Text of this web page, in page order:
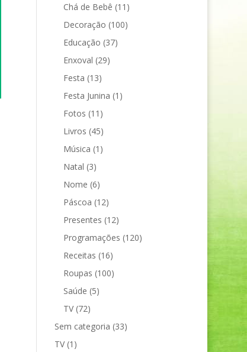
Chá de Bebê (11)
Decoração (100)
Educação (37)
Enxoval (29)
Festa (13)
Festa Junina (1)
Fotos (11)
Livros (45)
Música (1)
Natal (3)
Nome (6)
Páscoa (12)
Presentes (12)
Programações (120)
Receitas (16)
Roupas (100)
Saúde (5)
TV(72)
Sem categoria (33)
TV(1)